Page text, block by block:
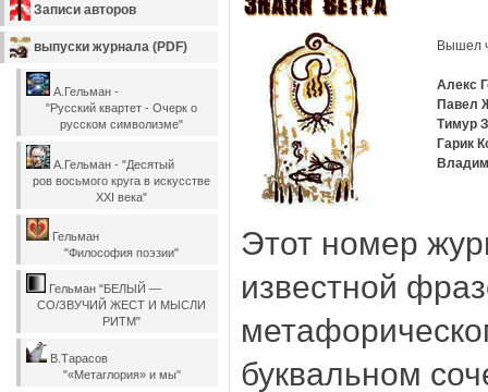
Записи авторов
выпуски журнала (PDF)
А.Гельман -
"Русский квартет - Очерк о
русском символизме"
А.Гельман - "Десятый
ров восьмого круга в искусстве
XXI века"
Гельман
"Философия поэзии"
Гельман "БЕЛЫЙ —
СО/ЗВУЧИЙ ЖЕСТ И МЫСЛИ
РИТМ"
В.Тарасов
"«Метаглория» и мы"
Вышел
Алекс
Павел
Тимур
Гарик
Этот номер
известной
буквальном